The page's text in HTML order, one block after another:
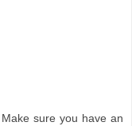
sure you have an